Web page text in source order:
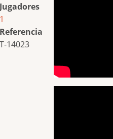
Jugadores
1
Referencia
T-14023